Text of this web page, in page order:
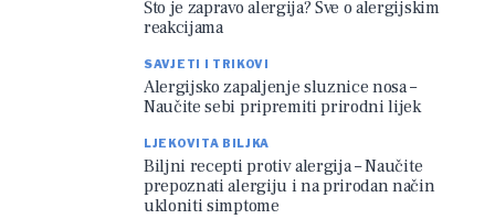
Što je zapravo alergija? Sve o alergijskim
reakcijama
SAVJETI I TRIKOVI
Alergijsko zapaljenje sluznice nosa –
Naučite sebi pripremiti prirodni lijek
LJEKOVITA BILJKA
Biljni recepti protiv alergija – Naučite
prepoznati alergiju i na prirodan način
ukloniti simptome